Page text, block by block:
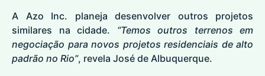
A Azo Inc. planeja desenvolver outros projetos
similares na cidade. “Temos outros terrenos em
negociação para novos projetos residenciais de alto
padrão no Rio”, revela José de Albuquerque.